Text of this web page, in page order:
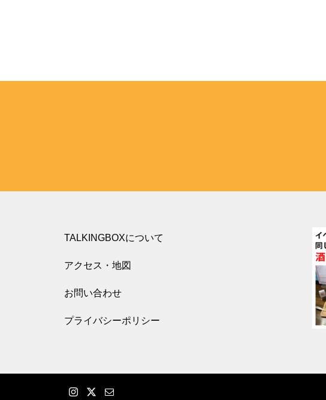
TALKINGBOXについて
アクセス・地図
お問い合わせ
プライバシーポリシー